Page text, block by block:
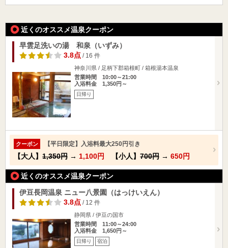
近くのオススメ温泉クーポン
早雲足洗いの湯 和泉（いずみ）
3.8点/ 16 件
神奈川県 / 足柄下郡箱根町 / 箱根湯本温泉
営業時間 10:00～21:00
入浴料金 1,350円～
日帰り
クーポン 【平日限定】入浴料最大250円引き
【大人】 1,350円 → 1,100円 【小人】 700円 → 650円
近くのオススメ温泉クーポン
伊豆長岡温泉 ニュー八景園（はっけいえん）
3.8点/ 12 件
静岡県 / 伊豆の国市
営業時間 11:00～24:00
入浴料金 1,650円～
日帰り 宿泊